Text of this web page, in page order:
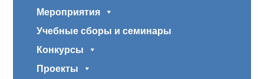
Мероприятия
Учебные сборы и семинары
Конкурсы
Проекты